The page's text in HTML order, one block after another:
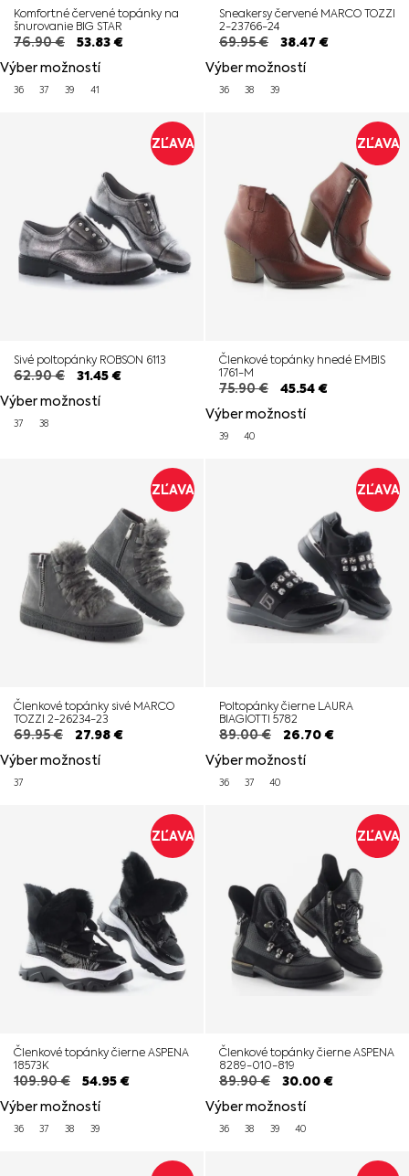
Komfortné červené topánky na
šnurovanie BIG STAR
76.90€ 53.83€
Výber možností
36 37 39 41
Sneakersy červené MARCO TOZZI
2-23766-24
69.95€ 38.47 €
Výber možností
36 38 39
ZĽAVA
Sivé poltopánky ROBSON 6113
62.90€ 31.45€
Výber možností
37 38
ZĽAVA
Členkové topánky hnedé EMBIS
1761-M
75.90€ 45.54€
Výber možností
39 40
ZĽAVA
Členkové topánky sivé MARCO
TOZZI 2-26234-23
69.95€ 27.98€
Výber možností
37
ZĽAVA
Poltopánky čierne LAURA
BIAGIOTTI 5782
89.00€ 26.70€
Výber možností
36 37 40
ZĽAVA
Členkové topánky čierne ASPENA
18573K
109.90€ 54.95€
Výber možností
36 37 38 39
ZĽAVA
Členkové topánky čierne ASPENA
8289-010-819
89.90€ 30.00€
Výber možností
36 38 39 40